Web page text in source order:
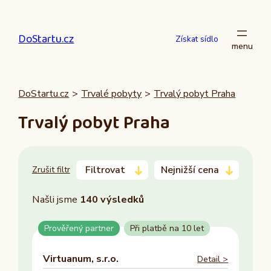
obsah
DoStartu.cz Získat sídlo
DoStartu.cz > Trvalé pobyty > Trvalý pobyt Praha
Trvalý pobyt Praha
Zrušit filtr Filtrovat Nejnižší cena
Brno
Našli jsme 140 výsledků
Prověřený partner Při platbě na 10 let
Virtuanum, s.r.o. Detail >